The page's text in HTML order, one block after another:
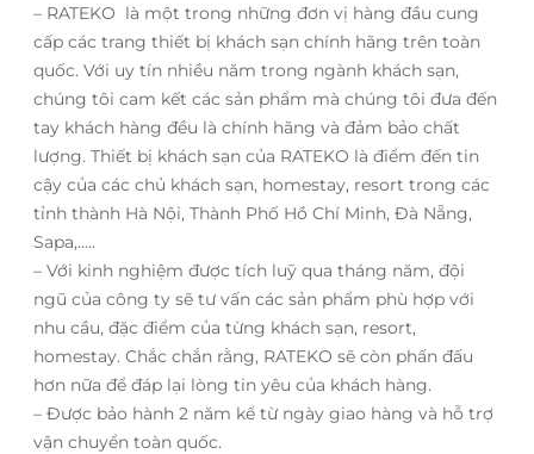
– RATEKO là một trong những đơn vị hàng đầu cung
cấp các trang thiết bị khách sạn chính hãng trên toàn
quốc. Với uy tín nhiều năm trong ngành khách sạn,
chúng tôi cam kết các sản phẩm mà chúng tôi đưa đến
tay khách hàng đều là chính hãng và đảm bảo chất
lượng. Thiết bị khách sạn của RATEKO là điểm đến tin
cậy của các chủ khách sạn, homestay, resort trong các
tỉnh thành Hà Nội, Thành Phố Hồ Chí Minh, Đà Nẵng,
Sapa,…..
– Với kinh nghiệm được tích luỹ qua tháng năm, đội
ngũ của công ty sẽ tư vấn các sản phẩm phù hợp với
nhu cầu, đặc điểm của từng khách sạn, resort,
homestay. Chắc chắn rằng, RATEKO sẽ còn phấn đấu
hơn nữa để đáp lại lòng tin yêu của khách hàng.
– Được bảo hành 2 năm kể từ ngày giao hàng và hỗ trợ
vận chuyển toàn quốc.